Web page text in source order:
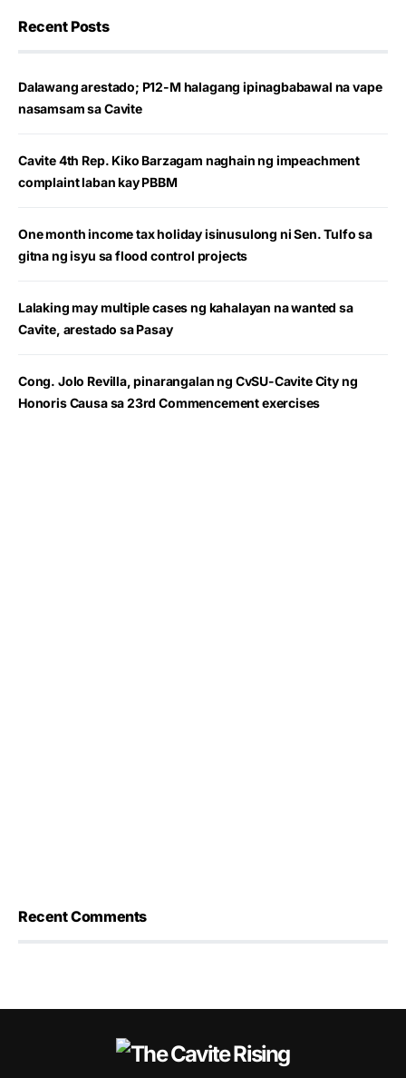
Recent Posts
Dalawang arestado; P12-M halagang ipinagbabawal na vape
nasamsam sa Cavite
Cavite 4th Rep. Kiko Barzagam naghain ng impeachment
complaint laban kay PBBM
One month income tax holiday isinusulong ni Sen. Tulfo sa
gitna ng isyu sa flood control projects
Lalaking may multiple cases ng kahalayan na wanted sa
Cavite, arestado sa Pasay
Cong. Jolo Revilla, pinarangalan ng CvSU-Cavite City ng
Honoris Causa sa 23rd Commencement exercises
Recent Comments